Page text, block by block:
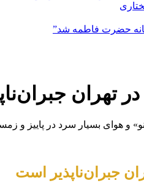
حضرت فاطمه شد”
تهران
و هوای بسیار سرد در پاییز و
جبران‌ناپذیر است